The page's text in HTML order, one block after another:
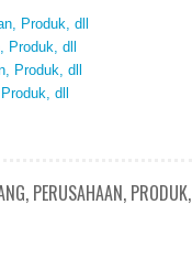
Produk, dll
dll
Produk, dll
dll
PERUSAHAAN, PRODUK,